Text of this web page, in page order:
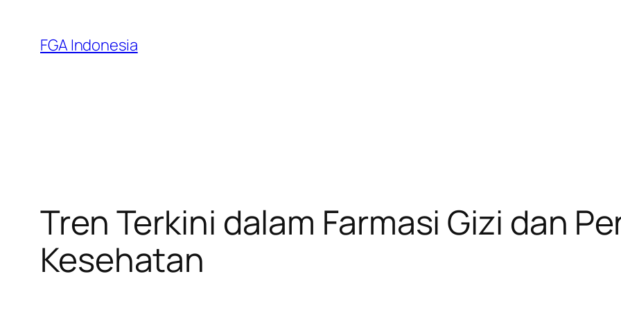
content
FGA Indonesia
Tren Terkini dalam Farmasi Gizi dan
Kesehatan